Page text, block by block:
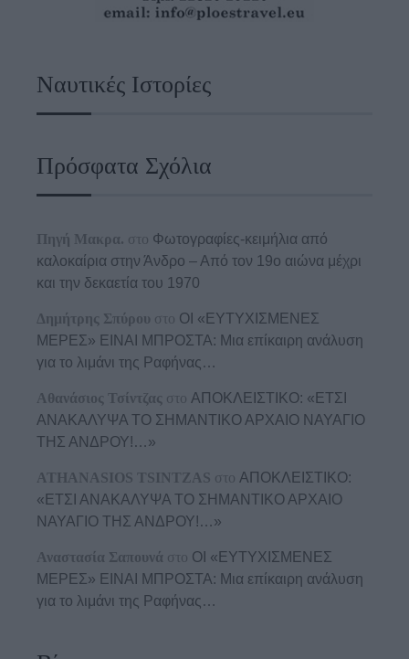
Ναυτικές Ιστορίες
Πρόσφατα Σχόλια
Πηγή Μακρα. στο Φωτογραφίες-κειμήλια από
καλοκαίρια στην Άνδρο – Από τον 19ο αιώνα μέχρι
και την δεκαετία του 1970
Δημήτρης Σπύρου στο ΟΙ «ΕΥΤΥΧΙΣΜΕΝΕΣ
ΜΕΡΕΣ» ΕΙΝΑΙ ΜΠΡΟΣΤΑ: Μια επίκαιρη ανάλυση
για το λιμάνι της Ραφήνας…
Αθανάσιος Τσίντζας στο ΑΠΟΚΛΕΙΣΤΙΚΟ: «ΕΤΣΙ
ΑΝΑΚΑΛΥΨΑ ΤΟ ΣΗΜΑΝΤΙΚΟ ΑΡΧΑΙΟ ΝΑΥΑΓΙΟ
ΤΗΣ ΑΝΔΡΟΥ!…»
ATHANASIOS TSINTZAS στο ΑΠΟΚΛΕΙΣΤΙΚΟ:
«ΕΤΣΙ ΑΝΑΚΑΛΥΨΑ ΤΟ ΣΗΜΑΝΤΙΚΟ ΑΡΧΑΙΟ
ΝΑΥΑΓΙΟ ΤΗΣ ΑΝΔΡΟΥ!…»
Αναστασία Σαπουνά στο ΟΙ «ΕΥΤΥΧΙΣΜΕΝΕΣ
ΜΕΡΕΣ» ΕΙΝΑΙ ΜΠΡΟΣΤΑ: Μια επίκαιρη ανάλυση
για το λιμάνι της Ραφήνας…